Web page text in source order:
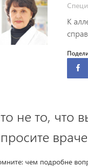
К
не то, что
чем подробне